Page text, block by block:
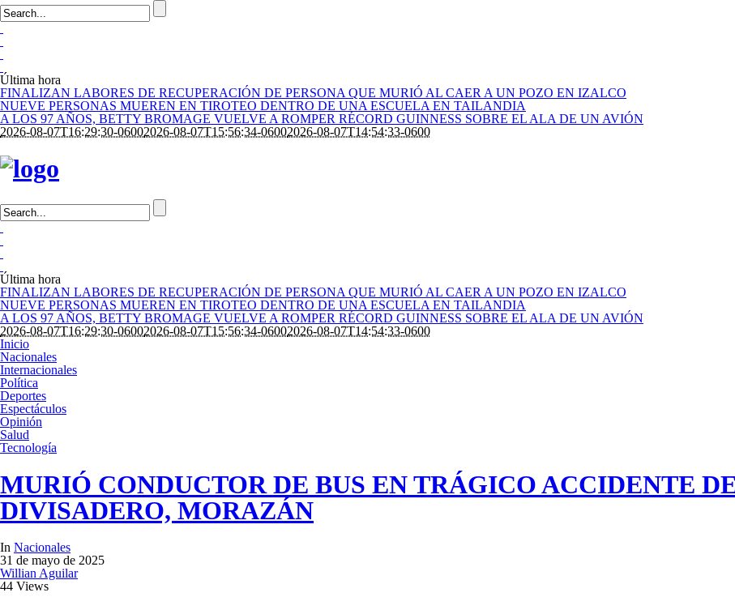
Última hora
FINALIZAN LABORES DE RECUPERACIÓN DE PERSONA QUE MURIÓ AL CAER A UN POZO EN IZALCO
NUEVE PERSONAS MUEREN EN TIROTEO DENTRO DE UNA ESCUELA EN TAILANDIA
A LOS 97 AÑOS, BETTY BROMAGE VUELVE A ROMPER RÉCORD GUINNESS SOBRE EL ALA DE UN AVIÓN
2026-08-07T16:29:30-06002026-08-07T15:56:34-06002026-08-07T14:54:33-0600
Última hora
FINALIZAN LABORES DE RECUPERACIÓN DE PERSONA QUE MURIÓ AL CAER A UN POZO EN IZALCO
NUEVE PERSONAS MUEREN EN TIROTEO DENTRO DE UNA ESCUELA EN TAILANDIA
A LOS 97 AÑOS, BETTY BROMAGE VUELVE A ROMPER RÉCORD GUINNESS SOBRE EL ALA DE UN AVIÓN
2026-08-07T16:29:30-06002026-08-07T15:56:34-06002026-08-07T14:54:33-0600
Inicio
Nacionales
Internacionales
Política
Deportes
Espectáculos
Opinión
Salud
Tecnología
MURIÓ CONDUCTOR DE BUS EN TRÁGICO ACCIDENTE
DIVISADERO, MORAZÁN
In Nacionales
31 de mayo de 2025
Willian Aguilar
44 Views